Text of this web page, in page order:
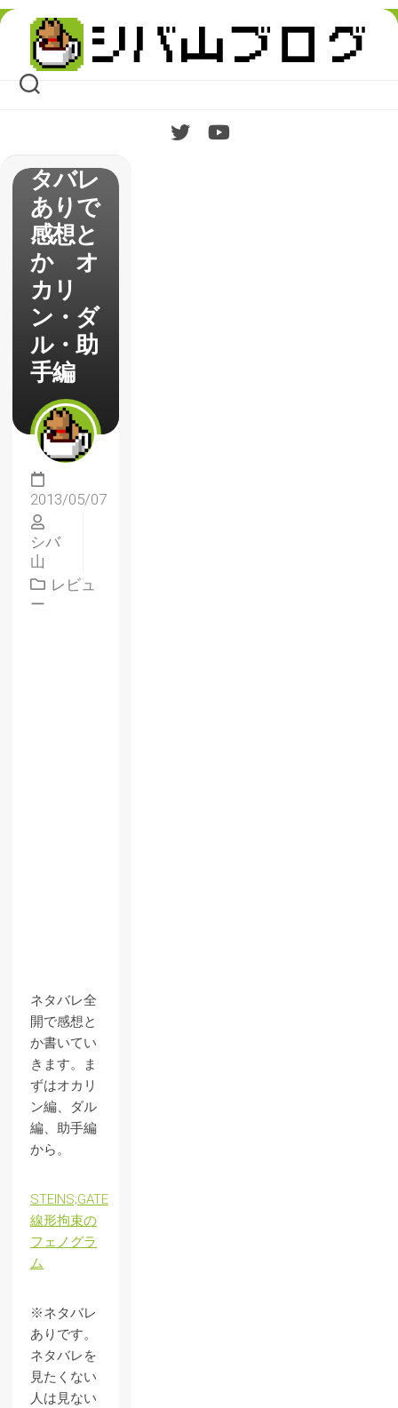
Skip
content
NS;GA
TE 線
形拘束
のフェ
ム】ネ
タバレ
ありで
感想と
か オ
カリ
ン・ダ
ル・助
手編
2013/05/07
シバ
山
レビュ
ー
ネタバレ全
開で感想と
か書いてい
きます。ま
ずはオカリ
ン編、ダル
編、助手編
から。
STEINS;GATE
線形拘束の
フェノグラ
ム
※ネタバレ
ありです。
ネタバレを
見たくない
人は見ない